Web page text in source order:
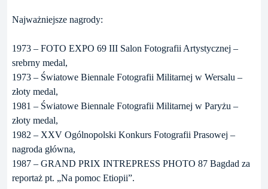
Najważniejsze nagrody:
1973 – FOTO EXPO 69 III Salon Fotografii Artystycznej –
srebrny medal,
1973 – Światowe Biennale Fotografii Militarnej w Wersalu –
złoty medal,
1981 – Światowe Biennale Fotografii Militarnej w Paryżu –
złoty medal,
1982 – XXV Ogólnopolski Konkurs Fotografii Prasowej –
nagroda główna,
1987 – GRAND PRIX INTREPRESS PHOTO 87 Bagdad za
reportaż pt. „Na pomoc Etiopii”.